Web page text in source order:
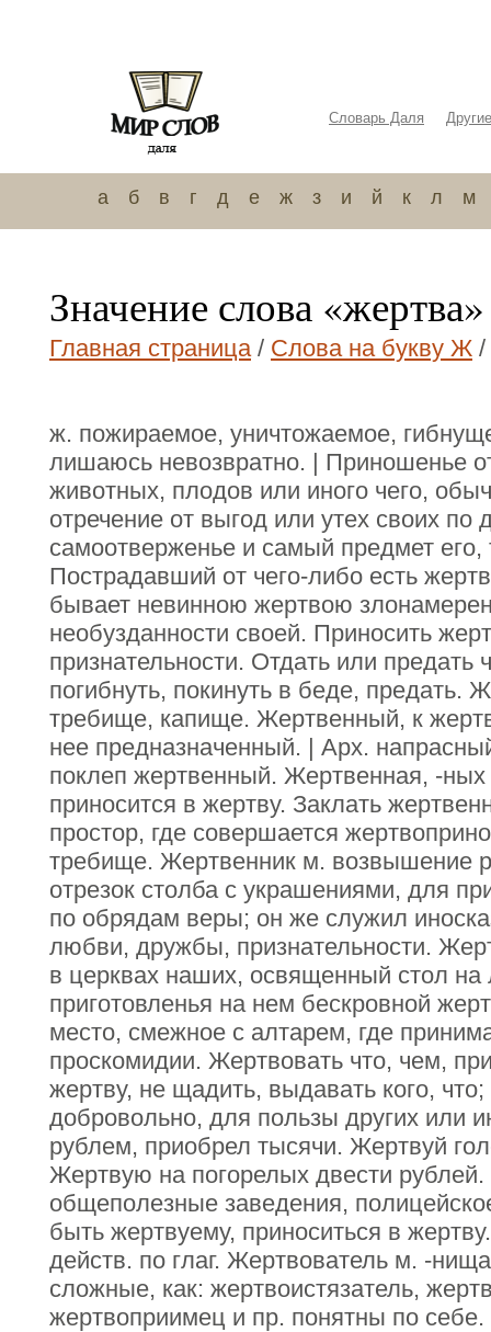
Словарь Даля
а б в г д е ж з и й к л м
Значение слова «жертва»
Главная страница/ Слова на букву Ж /
ж. пожираемое, уничтожаемое,
лишаюсь невозвратно. | Приношенье
животных, плодов или иного чего,
отречение от выгод или утех своих по
самоотверженье и самый предмет
Пострадавший от чего-либо есть
бывает невинною жертвою
необузданности своей. Приносить
признательности. Отдать или предать
погибнуть, покинуть в беде, предать.
требище, капище. Жертвенный, к
нее предназначенный. | Арх.
поклеп жертвенный. Жертвенная, -ных
приносится в жертву. Заклать
простор, где совершается
требище. Жертвенник м. возвышение
отрезок столба с украшениями, для
по обрядам веры; он же служил
любви, дружбы, признательности.
в церквах наших, освященный стол на
приготовленья на нем бескровной
место, смежное с алтарем, где
проскомидии. Жертвовать что, чем,
жертву, не щадить, выдавать кого,
добровольно, для пользы других или
рублем, приобрел тысячи. Жертвуй
Жертвую на погорелых двести
общеполезные заведения,
быть жертвуему, приноситься в
действ. по глаг. Жертвователь м. -
сложные, как: жертвоистязатель,
жертвоприимец и пр. понятны по себе.